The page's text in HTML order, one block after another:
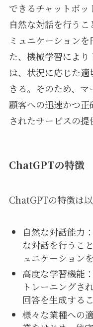
できるチャットボ
自然な対話を行う
ミュニケーション
た、機械学習によ
は、状況に応じた
きる。そのため、マ
顧客への迅速かつ
されたサービスの提
ChatGPTの特徴
ChatGPTの特徴は以
自然な対話能力
な対話を行うこ
ュニケーション
高度な学習機能
トレーニングさ
回答を生成する
様々な業種への